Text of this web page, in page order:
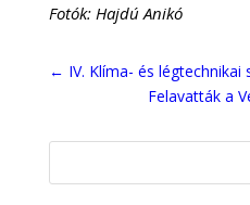
Fotók: Hajdú Anikó
← IV. Klíma- és légtechnikai
Felavatták a